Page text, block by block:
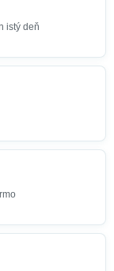
istý deň